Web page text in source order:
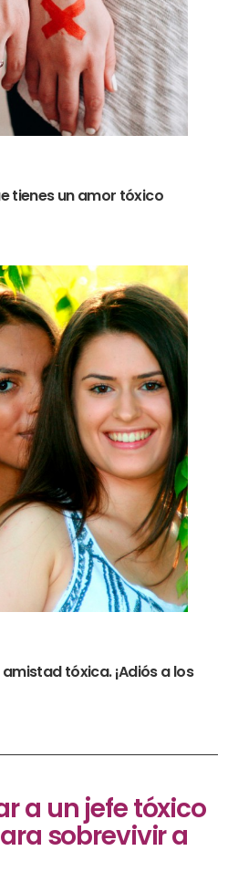
tienes un amor tóxico
tóxica. ¡Adiós a los
a un jefe tóxico
sobrevivir a